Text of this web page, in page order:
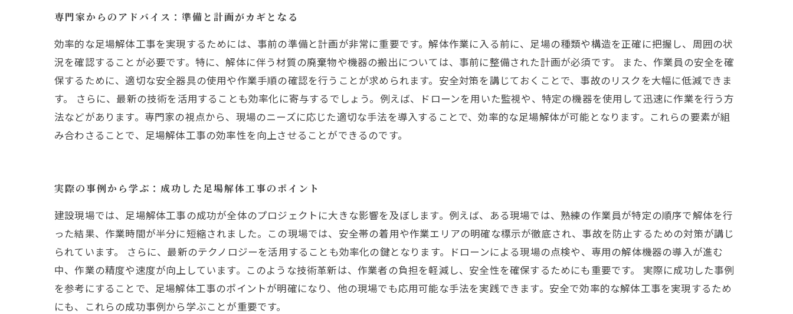
専門家からのアドバイス：準備と計画がカギとなる
効率的な足場解体工事を実現するためには、事前の準備と計画が非常に重要です。解体作業に入る前に、足場の種類や構造を正確に把握し、周囲の状
況を確認することが必要です。特に、解体に伴う材質の廃棄物や機器の搬出については、事前に整備された計画が必須です。 また、作業員の安全を確
保するために、適切な安全器具の使用や作業手順の確認を行うことが求められます。安全対策を講じておくことで、事故のリスクを大幅に低減できま
す。 さらに、最新の技術を活用することも効率化に寄与するでしょう。例えば、ドローンを用いた監視や、特定の機器を使用して迅速に作業を行う方
法などがあります。専門家の視点から、現場のニーズに応じた適切な手法を導入することで、効率的な足場解体が可能となります。これらの要素が組
み合わさることで、足場解体工事の効率性を向上させることができるのです。
実際の事例から学ぶ：成功した足場解体工事のポイント
建設現場では、足場解体工事の成功が全体のプロジェクトに大きな影響を及ぼします。例えば、ある現場では、熟練の作業員が特定の順序で解体を行
った結果、作業時間が半分に短縮されました。この現場では、安全帯の着用や作業エリアの明確な標示が徹底され、事故を防止するための対策が講じ
られています。 さらに、最新のテクノロジーを活用することも効率化の鍵となります。ドローンによる現場の点検や、専用の解体機器の導入が進む
中、作業の精度や速度が向上しています。このような技術革新は、作業者の負担を軽減し、安全性を確保するためにも重要です。 実際に成功した事例
を参考にすることで、足場解体工事のポイントが明確になり、他の現場でも応用可能な手法を実践できます。安全で効率的な解体工事を実現するため
にも、これらの成功事例から学ぶことが重要です。